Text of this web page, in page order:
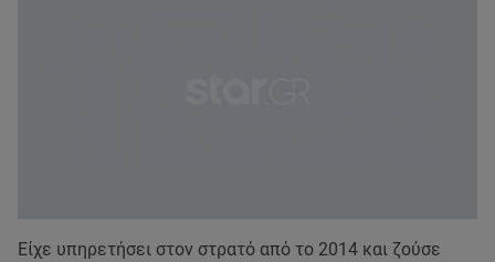
Είχε υπηρετήσει στον στρατό από το 2014 και ζούσε